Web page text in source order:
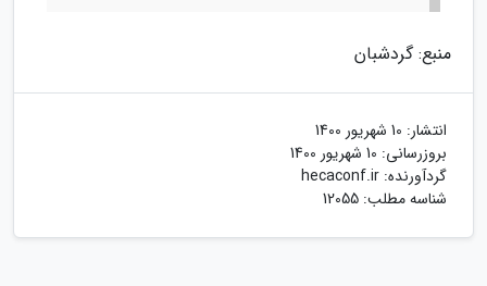
منبع: گردشبان
انتشار: 10 شهریور 1400
بروزرسانی: 10 شهریور 1400
گردآورنده: hecaconf.ir
شناسه مطلب: 12055